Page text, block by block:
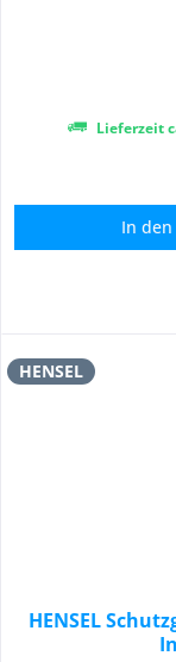
Lieferzeit
In den
HENSEL
HENSEL